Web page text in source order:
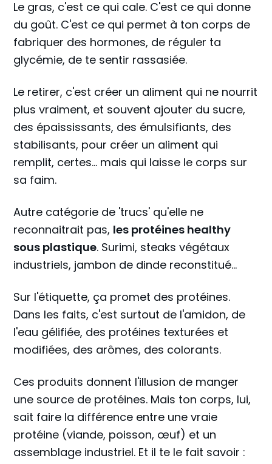
Le gras, c'est ce qui cale. C'est ce qui donne
du goût. C'est ce qui permet à ton corps de
fabriquer des hormones, de réguler ta
glycémie, de te sentir rassasiée.
Le retirer, c'est créer un aliment qui ne nourrit
plus vraiment, et souvent ajouter du sucre,
des épaississants, des émulsifiants, des
stabilisants, pour créer un aliment qui
remplit, certes... mais qui laisse le corps sur
sa faim.
Autre catégorie de 'trucs' qu'elle ne
reconnaitrait pas, les protéines healthy
sous plastique. Surimi, steaks végétaux
industriels, jambon de dinde reconstitué...
Sur l'étiquette, ça promet des protéines.
Dans les faits, c'est surtout de l'amidon, de
l'eau gélifiée, des protéines texturées et
modifiées, des arômes, des colorants.
Ces produits donnent l'illusion de manger
une source de protéines. Mais ton corps, lui,
sait faire la différence entre une vraie
protéine (viande, poisson, œuf) et un
assemblage industriel. Et il te le fait savoir :